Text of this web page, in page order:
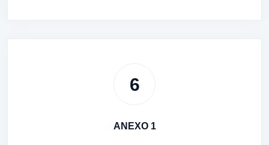
6
ANEXO 1